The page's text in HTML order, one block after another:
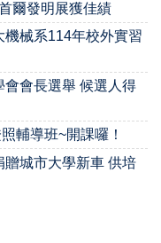
爾發明展獲佳績
機械系114年校外實習
會會長選舉 候選人得
輔導班~開課囉！
贈城市大學新車 供培